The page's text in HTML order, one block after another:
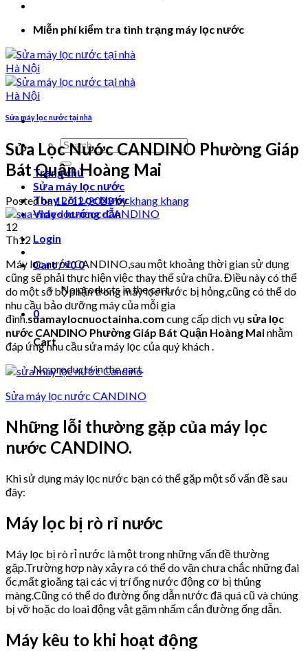
Miễn phí kiểm tra tình trạng máy lọc nước
Search
for:
Trang chủ
Sửa máy lọc nước
Thay Lõi Lọc Nước
Video hướng dẫn
Login
Cart /₫00
No products in the cart.
0
Cart
No products in the cart.
Sửa máy lọc nước tại nhà
Sửa Lọc Nước CANDINO Phường Giáp
Bát Quận Hoàng Mai
Posted on12/12/2023bykhang khang
12
Th12
Máy lọc nước CANDINO,sau một khoảng thời gian sử dụng
cũng sẽ phải thực hiện việc thay thế sửa chữa. Điều này có thể
do một số bộ phận trong máy lọc nước bị hỏng,cũng có thể do
nhu cầu bảo dưỡng máy của mỗi gia
đình.suamaylocnuoctainha.com cung cấp dịch vụ sửa lọc
nước CANDINO Phường Giáp Bát Quận Hoàng Mainhằm
đáp ứng nhu cầu sửa máy lọc của quý khách .
Sửa máy lọc nước CANDINO
Những lỗi thường gặp của máy lọc
nước CANDINO.
Khi sử dụng máy lọc nước bạn có thể gặp một số vấn đề sau
đây:
Máy lọc bị rò rỉ nước
Máy lọc bị rò rỉ nước là một trong những vấn đề thường
gặp.Trường hợp này xảy ra có thể do vặn chưa chắc những đai
ốc,mất gioăng tại các vị trí ống nước động cơ bị thủng
màng.Cũng có thể do đường ống dẫn nước đã quá cũ và chúng
bị vỡ hoặc do loai động vật gặm nhấm cắn đường ống dẫn.
Máy kêu to khi hoạt động